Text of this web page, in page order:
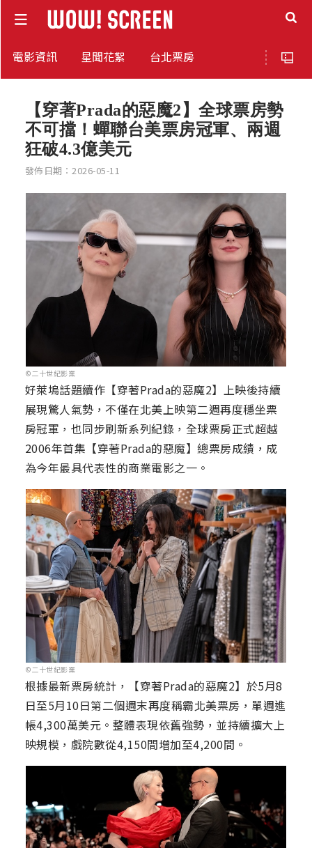
電影資訊 星聞花絮 台北票房
【穿著Prada的惡魔2】全球票房勢
不可擋！蟬聯台美票房冠軍、兩週
狂破4.3億美元
發佈日期：2026-05-11
©二十世紀影業
好萊塢話題續作【穿著Prada的惡魔2】上映後持續
展現驚人氣勢，不僅在北美上映第二週再度穩坐票
房冠軍，也同步刷新系列紀錄，全球票房正式超越
2006年首集【穿著Prada的惡魔】總票房成績，成
為今年最具代表性的商業電影之一。
©二十世紀影業
根據最新票房統計，【穿著Prada的惡魔2】於5月8
日至5月10日第二個週末再度稱霸北美票房，單週進
帳4,300萬美元。整體表現依舊強勢，並持續擴大上
映規模，戲院數從4,150間增加至4,200間。